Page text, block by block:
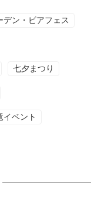
デン・ビアフェス
七夕まつり
イベント